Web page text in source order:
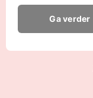
Ga verder